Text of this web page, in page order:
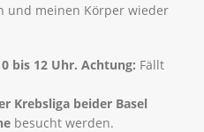
und meinen Körper wieder
bis 12 Uhr. Achtung: Fällt
Krebsliga beider Basel
besucht werden.